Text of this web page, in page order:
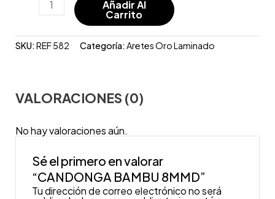
Añadir Al
Carrito
SKU:REF 582 Categoría:Aretes Oro Laminado
VALORACIONES (0)
No hay valoraciones aún.
Sé el primero en valorar
“CANDONGA BAMBU 8MMD”
Tu dirección de correo electrónico no será